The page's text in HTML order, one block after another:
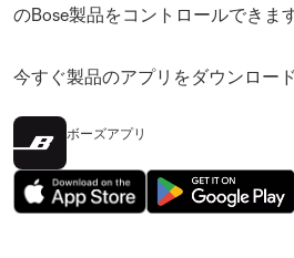
のBose製品をコントロールできます
今すぐ製品のアプリをダウンロー
ボーズアプリ